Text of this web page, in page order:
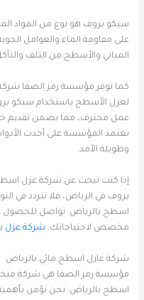
سيكو بروف هو نوع من المواد
على مقاومة الماء والعوامل
المباني والأسطح من التلف
كما توفر مؤسسة رمز الصفا
لعزل الأسطح باستخدام سيكو
عمل محترف، مما يضمن تقديم
تعتمد المؤسسة على أحدث
وطويلة الأمد.
إذا كنت تبحث عن شركة عزل
بروف في الرياض، فلا تتردد في
اسطح بالرياض. تواصل للحصول
مخصص لاحتياجاتك. شركة عزل
شركة عازل اسطح مائي بالرياض
مؤسسة رمز الصفا هي شركة
اسطح بالرياض. نحن نؤمن